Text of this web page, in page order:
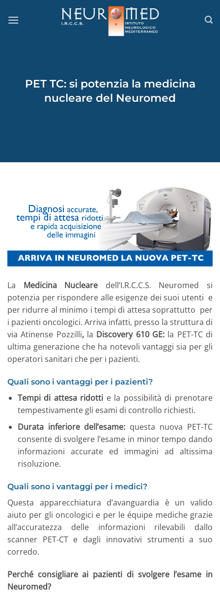
PET TC: si potenzia la medicina
nucleare del Neuromed
La Medicina Nucleare dell’I.R.C.C.S. Neuromed si
potenzia per rispondere alle esigenze dei suoi utenti e
per ridurre al minimo i tempi di attesa soprattutto per
i pazienti oncologici. Arriva infatti, presso la struttura di
via Atinense Pozzilli,la Discovery 610 GE: la PET-TC di
ultima generazione che ha notevoli vantaggi sia per gli
operatori sanitari che per i pazienti.
Quali sono i vantaggi per i pazienti?
Tempi di attesa ridotti e la possibilità di prenotare
tempestivamente gli esami di controllo richiesti.
Durata inferiore dell’esame: questa nuova PET-TC
consente di svolgere l’esame in minor tempo dando
informazioni accurate ed immagini ad altissima
risoluzione.
Quali sono i vantaggi per i medici?
Questa apparecchiatura d’avanguardia è un valido
aiuto per gli oncologici e per le équipe mediche grazie
all’accuratezza delle informazioni rilevabili dallo
scanner PET-CT e dagli innovativi strumenti a suo
corredo.
Perché consigliare ai pazienti di svolgere l’esame in
Neuromed?